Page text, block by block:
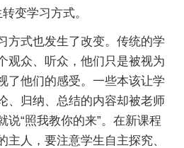
变学习方式。
式也发生了改变。传统的学
观众、听众，他们只是被视为
了他们的感受。一些本该让学
、归纳、总结的内容却被老师
说“照我教你的来”。在新课程
主人，要注意学生自主探究、